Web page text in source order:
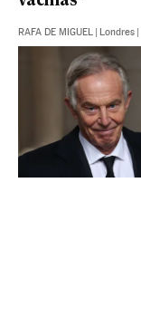
RAFA DE MIGUEL Londres